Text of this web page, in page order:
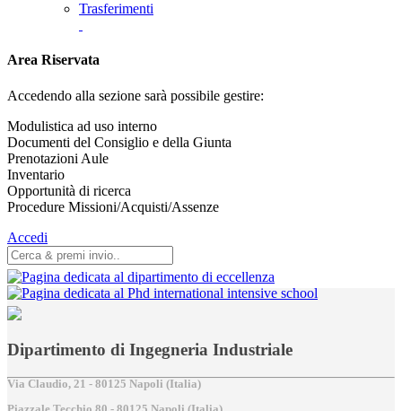
Trasferimenti
Area Riservata
Accedendo alla sezione sarà possibile gestire:
Modulistica ad uso interno
Documenti del Consiglio e della Giunta
Prenotazioni Aule
Inventario
Opportunità di ricerca
Procedure Missioni/Acquisti/Assenze
Accedi
Dipartimento di Ingegneria Industriale
Via Claudio, 21 - 80125 Napoli (Italia)